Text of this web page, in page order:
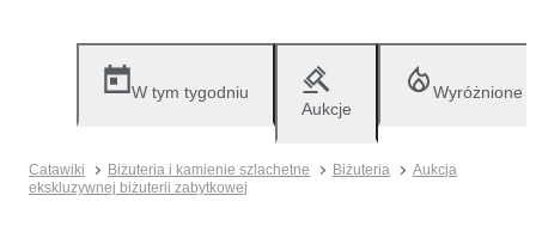
W tym tygodniu
Aukcje
Wyróżnione
Catawiki Biżuteria i kamienie szlachetne Biżuteria
Aukcja
ekskluzywnej biżuterii zabytkowej